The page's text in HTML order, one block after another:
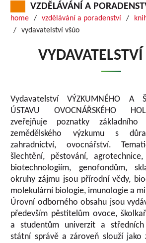
VZDĚLÁVÁNÍ A
home vzdělávání a poradenství
vydavatelství všúo
Vydavatelství VÝZKUMNÉHO A
ÚSTAVU OVOCNÁŘSKÉHO
zveřejňuje poznatky základního
zemědělského výzkumu s
zahradnictví, ovocnářství.
šlechtění, pěstování,
biotechnologiím, genofondům,
okruhy zájmu jsou přírodní vědy,
molekulární biologie, imunologie a
Úrovní odborného obsahu jsou
především pěstitelům ovoce,
a studentům univerzit a
státní správě a zároveň slouží